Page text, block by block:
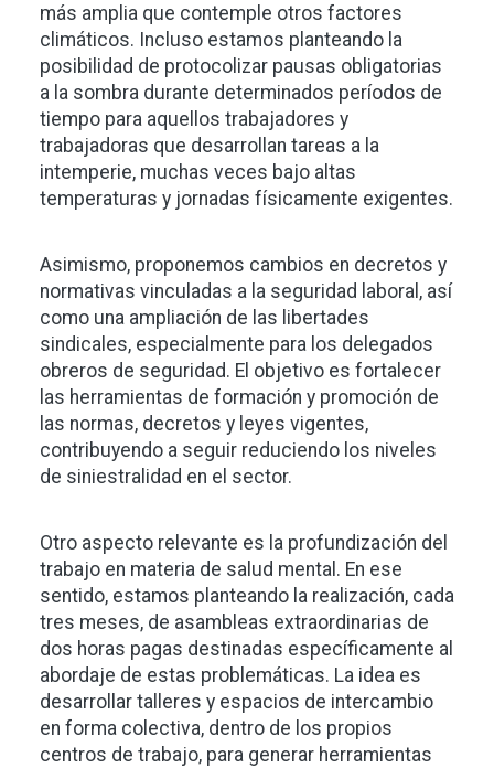
más amplia que contemple otros factores
climáticos. Incluso estamos planteando la
posibilidad de protocolizar pausas obligatorias
a la sombra durante determinados períodos de
tiempo para aquellos trabajadores y
trabajadoras que desarrollan tareas a la
intemperie, muchas veces bajo altas
temperaturas y jornadas físicamente exigentes.
Asimismo, proponemos cambios en decretos y
normativas vinculadas a la seguridad laboral, así
como una ampliación de las libertades
sindicales, especialmente para los delegados
obreros de seguridad. El objetivo es fortalecer
las herramientas de formación y promoción de
las normas, decretos y leyes vigentes,
contribuyendo a seguir reduciendo los niveles
de siniestralidad en el sector.
Otro aspecto relevante es la profundización del
trabajo en materia de salud mental. En ese
sentido, estamos planteando la realización, cada
tres meses, de asambleas extraordinarias de
dos horas pagas destinadas específicamente al
abordaje de estas problemáticas. La idea es
desarrollar talleres y espacios de intercambio
en forma colectiva, dentro de los propios
centros de trabajo, para generar herramientas